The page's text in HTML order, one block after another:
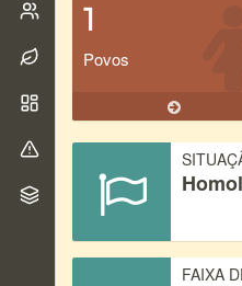
1
Povos
FAIXA